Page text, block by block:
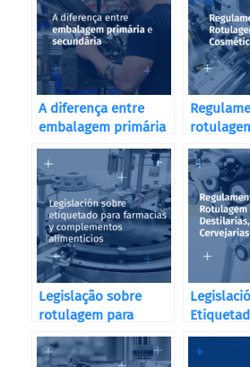
A diferença entre
embalagem primária
e secundária
Legislação sobre
rotulagem para
farmácias e
suplementos
y